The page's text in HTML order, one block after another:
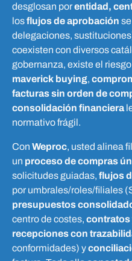
desglosan porentidad,
losflujos de aprobación
delegaciones,
coexisten con diversos
gobernanza, existe el
maverick buying,
facturas sin orden de
consolidación financiera
normativo frágil.
Con Weproc, usted alinea
un proceso de compras
solicitudes guiadas, flujos
por umbrales/roles/filiales
presupuestos
centro de costes, contratos
recepciones con
conformidades) y